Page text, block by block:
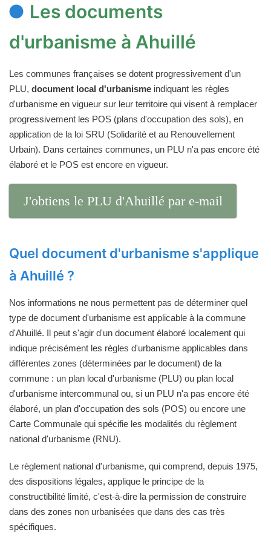
Les documents
d'urbanisme à Ahuillé
Les communes françaises se dotent progressivement d'un
PLU, document local d'urbanisme indiquant les règles
d'urbanisme en vigueur sur leur territoire qui visent à remplacer
progressivement les POS (plans d'occupation des sols), en
application de la loi SRU (Solidarité et au Renouvellement
Urbain). Dans certaines communes, un PLU n'a pas encore été
élaboré et le POS est encore en vigueur.
J'obtiens le PLU d'Ahuillé par e-mail
Quel document d'urbanisme s'applique
à Ahuillé ?
Nos informations ne nous permettent pas de déterminer quel
type de document d'urbanisme est applicable à la commune
d'Ahuillé. Il peut s'agir d'un document élaboré localement qui
indique précisément les règles d'urbanisme applicables dans
différentes zones (déterminées par le document) de la
commune : un plan local d'urbanisme (PLU) ou plan local
d'urbanisme intercommunal ou, si un PLU n'a pas encore été
élaboré, un plan d'occupation des sols (POS) ou encore une
Carte Communale qui spécifie les modalités du règlement
national d'urbanisme (RNU).
Le règlement national d'urbanisme, qui comprend, depuis 1975,
des dispositions légales, applique le principe de la
constructibilité limité, c'est-à-dire la permission de construire
dans des zones non urbanisées que dans des cas très
spécifiques.